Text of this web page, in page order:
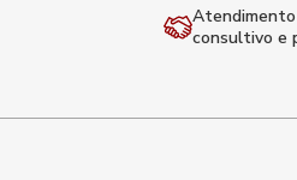
Atendimento
consultivo e